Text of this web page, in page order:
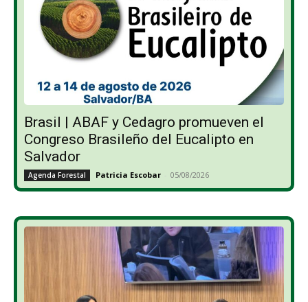
Brasil | ABAF y Cedagro promueven el
Congreso Brasileño del Eucalipto en
Salvador
Agenda Forestal Patricia Escobar - 05/08/2026